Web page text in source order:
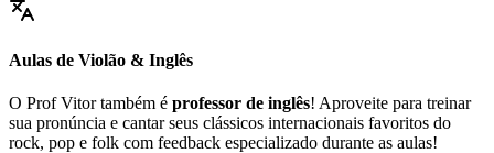
Aulas de Violão & Inglês
O Prof Vitor também é professor de inglês! Aproveite para treinar
sua pronúncia e cantar seus clássicos internacionais favoritos do
rock, pop e folk com feedback especializado durante as aulas!